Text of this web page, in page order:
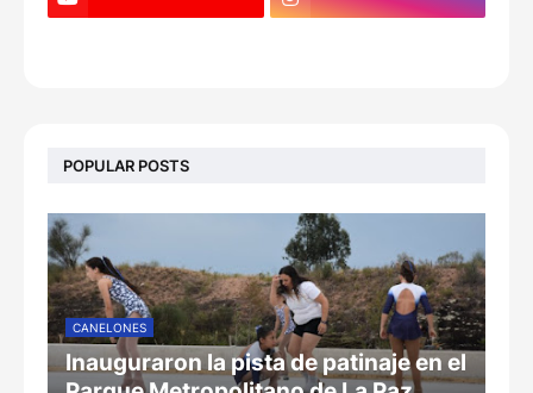
POPULAR POSTS
CANELONES
Inauguraron la pista de patinaje en el